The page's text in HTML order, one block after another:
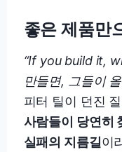
좋은 제품만
“If you build it,
만들면, 그들이
피터 틸이 던진
사람들이 당연히
실패의 지름길이